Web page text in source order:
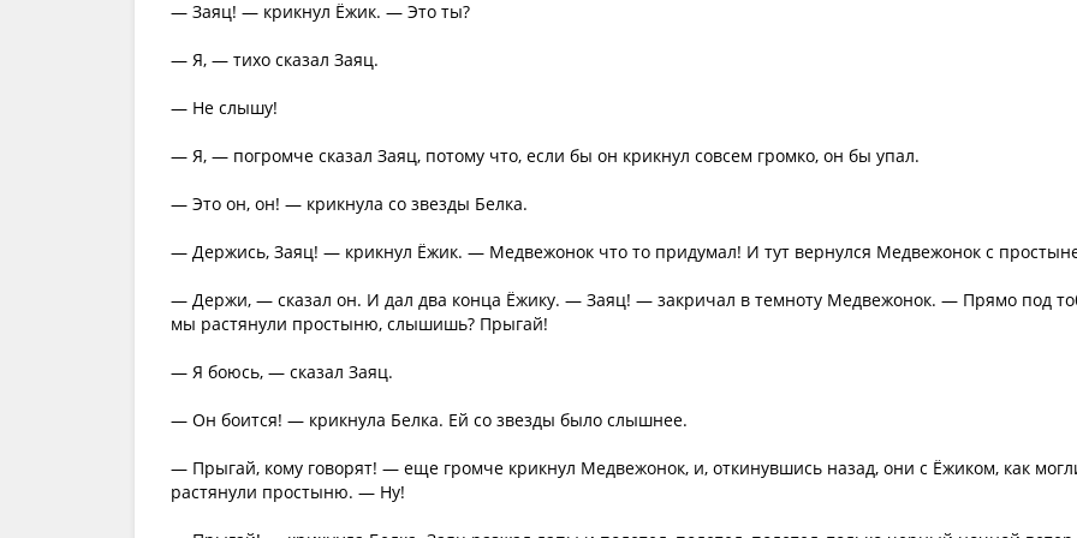
— Заяц! — крикнул Ёжик. — Это ты?
— Я, — тихо сказал Заяц.
— Не слышу!
— Я, — погромче сказал Заяц, потому что, если бы он крикнул совсем громко, он бы упал.
— Это он, он! — крикнула со звезды Белка.
— Держись, Заяц! — крикнул Ёжик. — Медвежонок что то придумал! И тут вернулся Медвежонок с
— Держи, — сказал он. И дал два конца Ёжику. — Заяц! — закричал в темноту Медвежонок. — Прямо под
мы растянули простыню, слышишь? Прыгай!
— Я боюсь, — сказал Заяц.
— Он боится! — крикнула Белка. Ей со звезды было слышнее.
— Прыгай, кому говорят! — еще громче крикнул Медвежонок, и, откинувшись назад, они с Ёжиком, как
растянули простыню. — Ну!